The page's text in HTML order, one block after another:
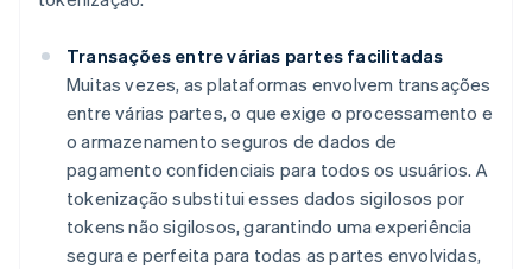
Transações entre várias partes facilitadas
Muitas vezes, as plataformas envolvem transações
entre várias partes, o que exige o processamento e
o armazenamento seguros de dados de
pagamento confidenciais para todos os usuários. A
tokenização substitui esses dados sigilosos por
tokens não sigilosos, garantindo uma experiência
segura e perfeita para todas as partes envolvidas,